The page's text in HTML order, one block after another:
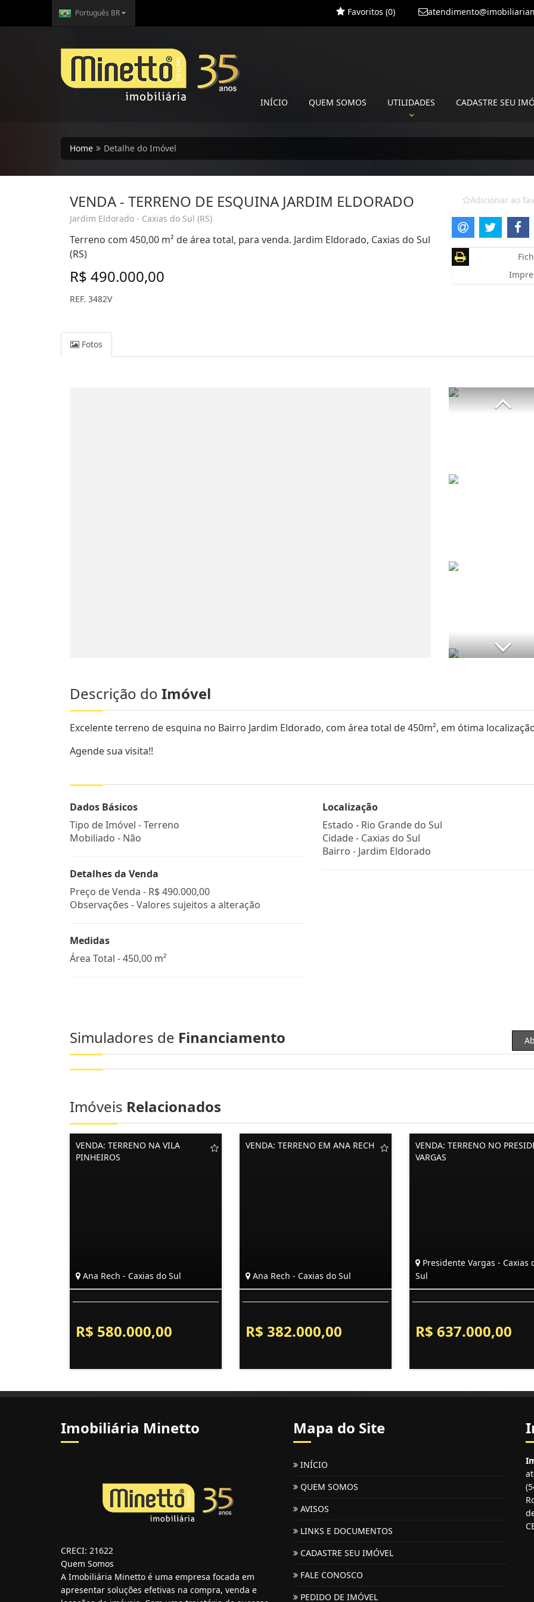
Português BR Favoritos (0)
INÍCIO QUEM SOMOS UTILIDADES CADASTRE SEU
Home Detalhe do Imóvel
VENDA - TERRENO DE ESQUINA JARDIM ELDORADO
Jardim Eldorado - Caxias do Sul (RS)
Terreno com 450,00 m² de área total, para venda. Jardim Eldorado, Caxias do Sul
(RS)
R$ 490.000,00
REF. 3482V
Adicionar ao
Fotos
Descrição do Imóvel
Excelente terreno de esquina no Bairro Jardim Eldorado, com área total de 450m², em ótima
Agende sua visita!!
Dados Básicos
Tipo de Imóvel - Terreno
Mobiliado - Não
Detalhes da Venda
Preço de Venda - R$ 490.000,00
Observações - Valores sujeitos a alteração
Medidas
Área Total - 450,00 m²
Localização
Estado - Rio Grande do Sul
Cidade - Caxias do Sul
Bairro - Jardim Eldorado
Simuladores de Financiamento
Imóveis Relacionados
VENDA: TERRENO NA VILA
PINHEIROS
Ana Rech - Caxias do Sul
R$ 580.000,00
VENDA: TERRENO EM ANA RECH
Ana Rech - Caxias do Sul
R$ 382.000,00
VENDA: TERRENO NO
VARGAS
Presidente Vargas - Caxias
Sul
R$ 637.000,00
Imobiliária Minetto
CRECI: 21622
Quem Somos
A Imobiliária Minetto é uma empresa focada em
apresentar soluções efetivas na compra, venda e
Mapa do Site
INÍCIO
QUEM SOMOS
AVISOS
LINKS E DOCUMENTOS
CADASTRE SEU IMÓVEL
FALE CONOSCO
PEDIDO DE IMÓVEL